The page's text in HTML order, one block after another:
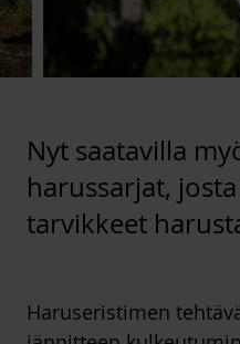
Nyt saatavilla
harussarjat,
tarvikkeet
Haruseristimen